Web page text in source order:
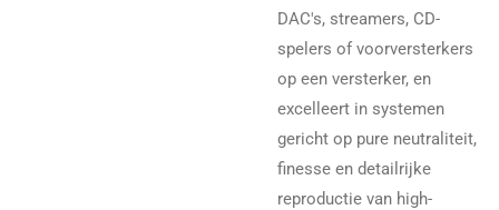
DAC's, streamers, CD-
spelers of voorversterkers
op een versterker, en
excelleert in systemen
gericht op pure neutraliteit,
finesse en detailrijke
reproductie van high-